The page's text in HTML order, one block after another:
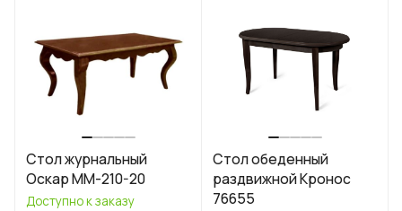
Стол журнальный
Оскар ММ-210-20
Доступно к заказу
Стол обеденный
раздвижной Кронос
76655